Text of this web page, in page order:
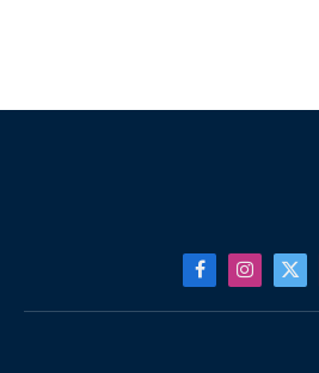
Facebook
X